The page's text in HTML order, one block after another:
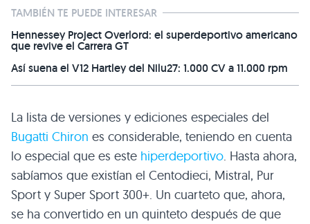
TAMBIÉN TE PUEDE INTERESAR
Hennessey Project Overlord: el superdeportivo americano
que revive el Carrera GT
Así suena el V12 Hartley del Nilu27: 1.000 CV a 11.000 rpm
La lista de versiones y ediciones especiales del
Bugatti Chiron es considerable, teniendo en cuenta
lo especial que es este hiperdeportivo. Hasta ahora,
sabíamos que existían el Centodieci, Mistral, Pur
Sport y Super Sport 300+. Un cuarteto que, ahora,
se ha convertido en un quinteto después de que